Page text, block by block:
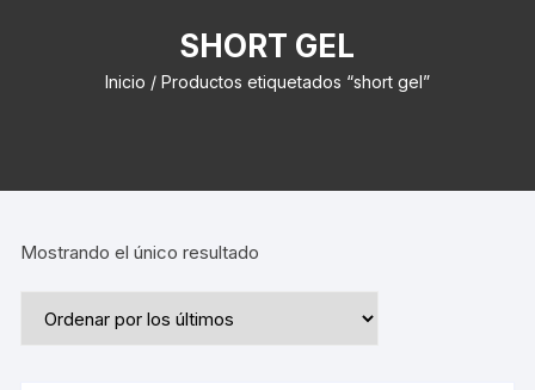
SHORT GEL
Inicio / Productos etiquetados “short gel”
Mostrando el único resultado